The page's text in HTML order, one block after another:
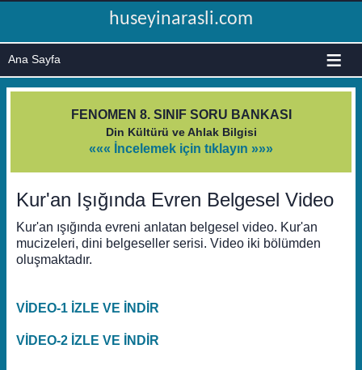
huseyinarasli.com
≡
FENOMEN 8. SINIF SORU BANKASI
Din Kültürü ve Ahlak Bilgisi
««« İncelemek için tıklayın »»»
Kur'an Işığında Evren Belgesel Video
Kur'an ışığında evreni anlatan belgesel video. Kur'an
mucizeleri, dini belgeseller serisi. Video iki bölümden
oluşmaktadır.
VİDEO-1 İZLE VE İNDİR
VİDEO-2 İZLE VE İNDİR